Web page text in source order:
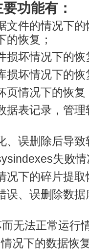
功能有：
文件的情况下
的恢复；
损坏情况下的恢
损坏情况下的恢
页情况下的恢复
据表记录，管
、误删除后导
失败
况下的碎片提取
误、误删除数
无法正常运行
况下的数据恢